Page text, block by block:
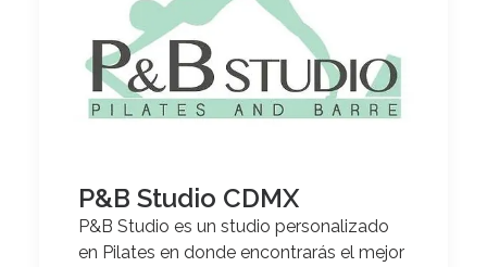
P&B Studio CDMX
P&B Studio es un studio personalizado
en Pilates en donde encontrarás el mejor